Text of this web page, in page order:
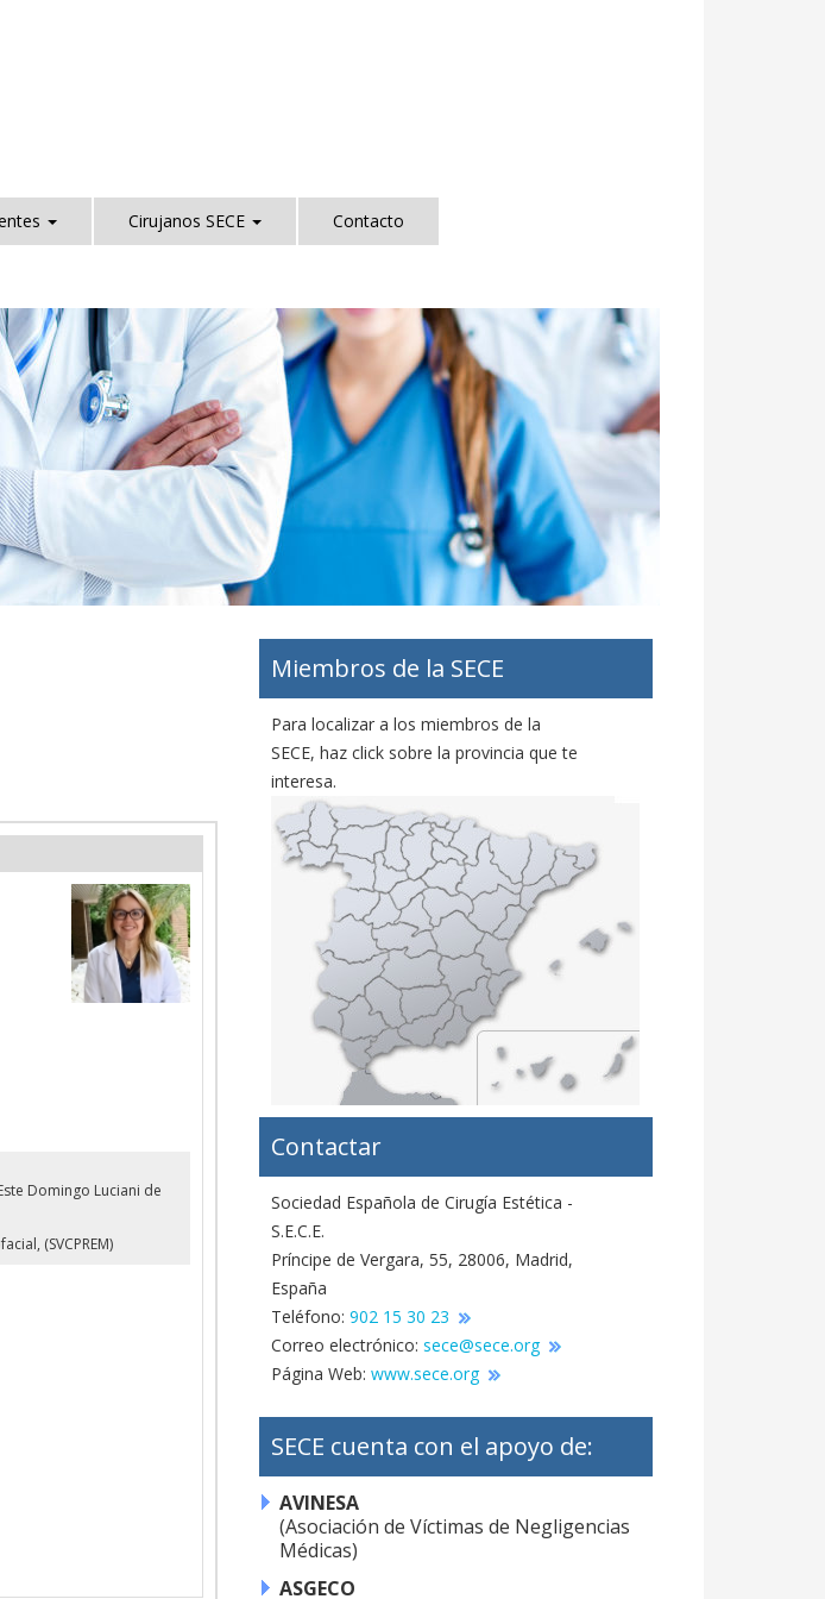
Cirujanos SECE Contacto
Domingo Luciani de
(SVCPREM)
Miembros de la SECE
Para localizar a los miembros de la
SECE, haz click sobre la provincia que te
interesa.
Contactar
Sociedad Española de Cirugía Estética -
S.E.C.E.
Príncipe de Vergara, 55, 28006, Madrid,
España
Teléfono: 902 15 30 23
Correo electrónico: sece@sece.org
Página Web: www.sece.org
SECE cuenta con el apoyo de:
AVINESA
(Asociación de Víctimas de Negligencias
Médicas)
ASGECO